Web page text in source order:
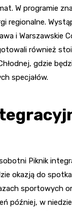
W programie
regionalne.
i Warszawskie
również
gdzie
specjałów.
Piknik
okazją do
sportowych
później, w